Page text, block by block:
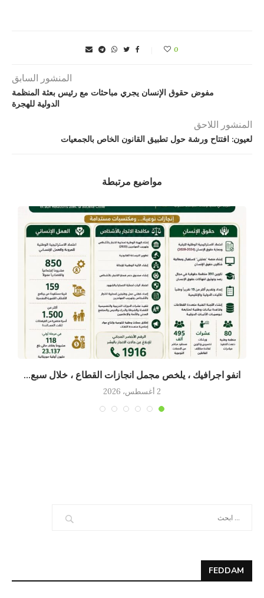
0
المنشور السابق
مفوض حقوق الإنسان يجري مباحثات مع رئيس بعثة المنظمة
الدولية للهجرة
المنشور اللاحق
لعيون: افتتاح ورشة حول تطبيق القانون الخاص بالجمعيات
مواضيع مرتبطة
انفو اجرافيك ، يلخص مجمل انجازات القطاع ، خلال سبع...
2 أغسطس، 2026
FEDDAM